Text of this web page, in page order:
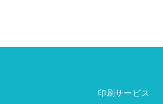
印刷サービス